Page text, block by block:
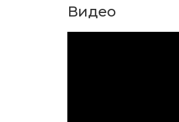
Видео